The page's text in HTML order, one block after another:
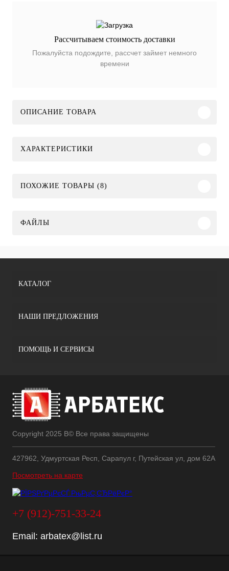
Рассчитываем стоимость доставки
Пожалуйста подождите, рассчет займет немного
времени
ОПИСАНИЕ ТОВАРА
ХАРАКТЕРИСТИКИ
ПОХОЖИЕ ТОВАРЫ (8)
ФАЙЛЫ
КАТАЛОГ
НАШИ ПРЕДЛОЖЕНИЯ
ПОМОЩЬ И СЕРВИСЫ
Copyright 2025 В© Все права защищены
427962, Удмуртская Респ, Сарапул г, Путейская ул, дом 62А
Посмотреть на карте
+7 (912)-751-33-24
Email: arbatex@list.ru